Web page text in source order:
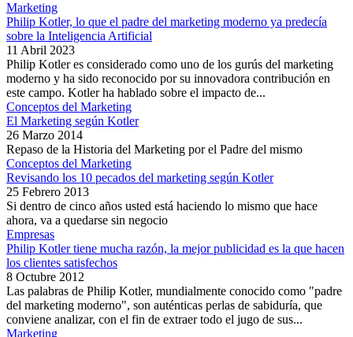
Marketing
Philip Kotler, lo que el padre del marketing moderno ya predecía
sobre la Inteligencia Artificial
11 Abril 2023
Philip Kotler es considerado como uno de los gurús del marketing
moderno y ha sido reconocido por su innovadora contribución en
este campo. Kotler ha hablado sobre el impacto de...
Conceptos del Marketing
El Marketing según Kotler
26 Marzo 2014
Repaso de la Historia del Marketing por el Padre del mismo
Conceptos del Marketing
Revisando los 10 pecados del marketing según Kotler
25 Febrero 2013
Si dentro de cinco años usted está haciendo lo mismo que hace
ahora, va a quedarse sin negocio
Empresas
Philip Kotler tiene mucha razón, la mejor publicidad es la que hacen
los clientes satisfechos
8 Octubre 2012
Las palabras de Philip Kotler, mundialmente conocido como "padre
del marketing moderno", son auténticas perlas de sabiduría, que
conviene analizar, con el fin de extraer todo el jugo de sus...
Marketing